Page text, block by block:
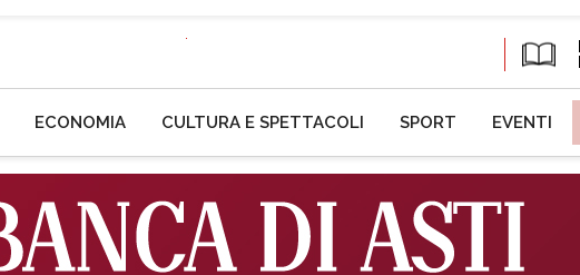
ECONOMIA CULTURA E SPETTACOLI SPORT EVENTI